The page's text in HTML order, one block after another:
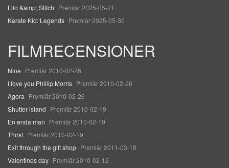
Lilo &amp; Stitch Premiär 2025-05-21
Karate Kid: Legends Premiär 2025-05-30
FILMRECENSIONER
Nine Premiär 2010-02-26
I love you Phillip Morris Premiär 2010-02-26
Agora Premiär 2010-02-26
Shutter island Premiär 2010-02-19
En enda man Premiär 2010-02-19
Thirst Premiär 2010-02-19
Exit through the gift shop Premiär 2011-03-18
Valentines day Premiär 2010-02-12